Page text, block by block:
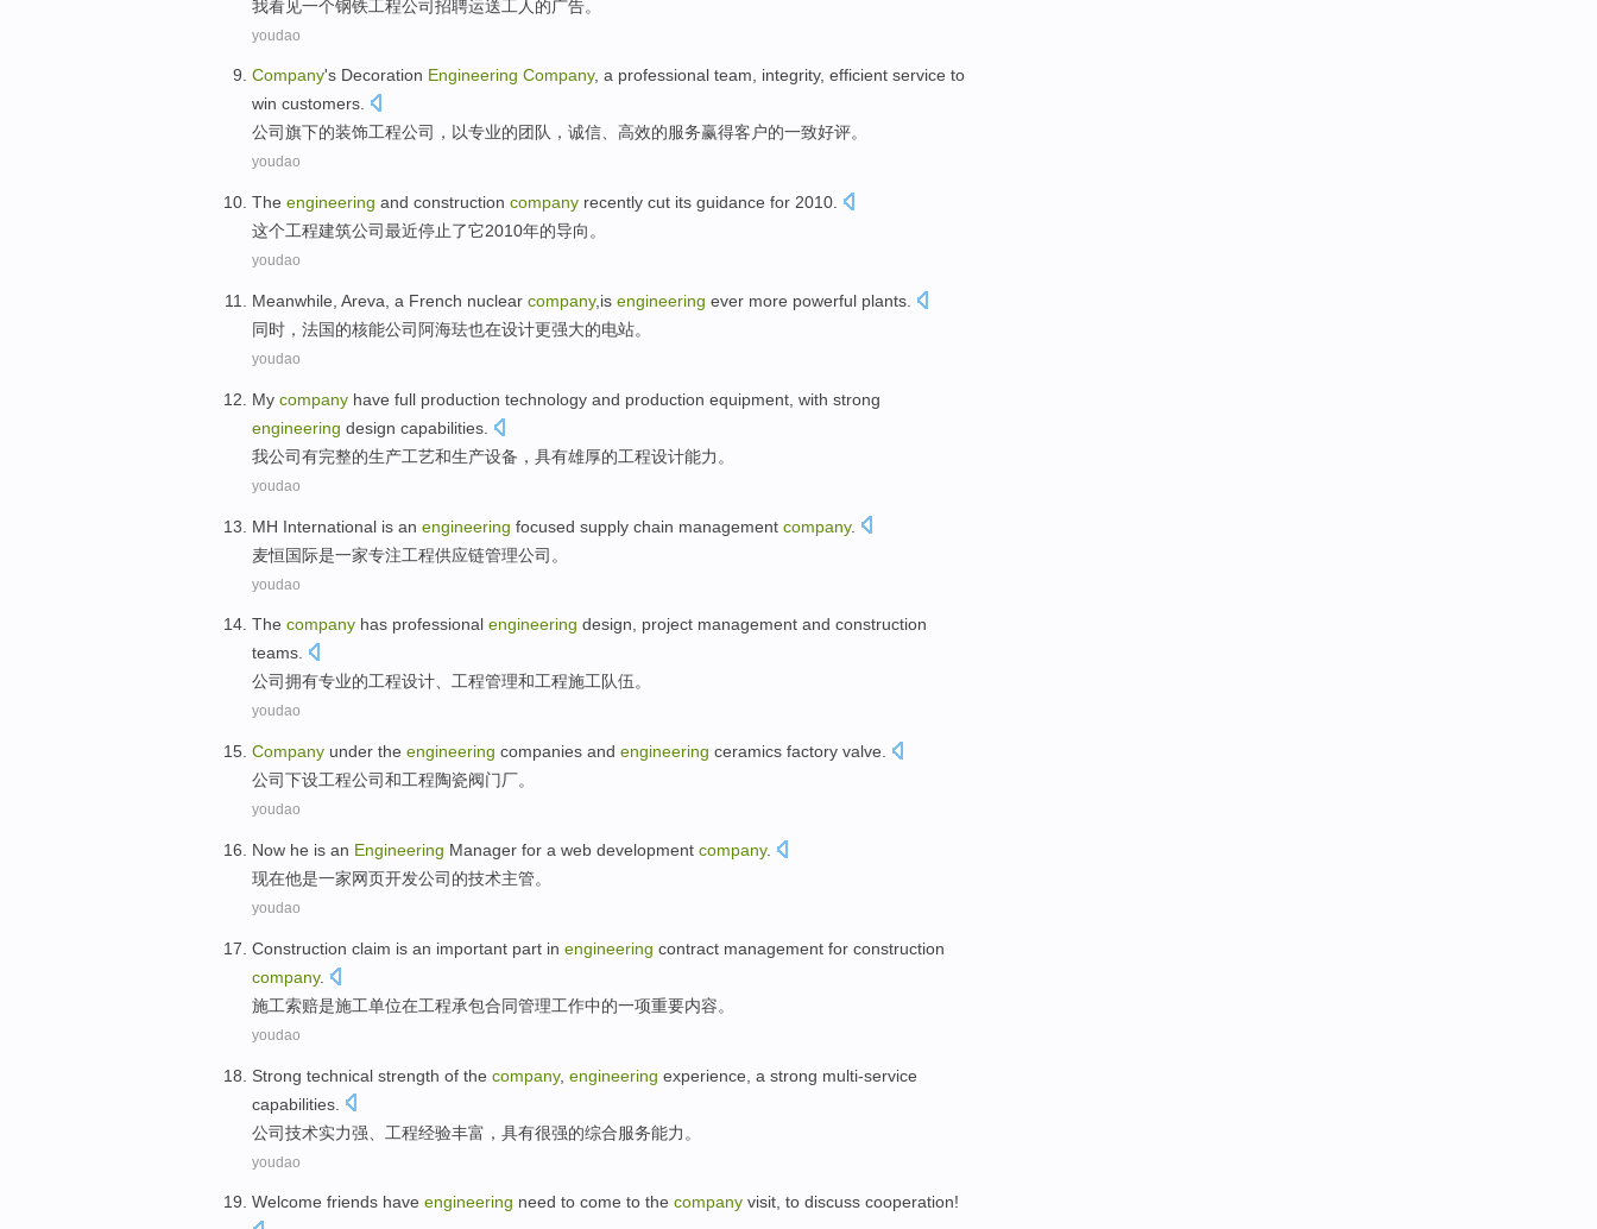
我看见一个钢铁工程公司 招聘运送工人的广告。
youdao
Company's Decoration Engineering Company, a professional team, integrity, efficient service to
win customers.
公司旗下的装饰工程公司， 以专业的团队 ， 诚信、 高效的服务赢得客户的一致好评。
youdao
The engineering and construction company recently cut its guidance for 2010.
这个工程建筑公司最近停止了它2010年的导向 。
youdao
Meanwhile Areva , a French nuclear company,is engineering ever more powerful plants
同时 ， 法国的核能公司 阿海珐也在设计更强大的电站。
youdao
My company have full production technology and production equipment with strong
engineering design capabilities
我公司有完整的生产工艺和生产设备 ， 具有雄厚的工程设计能力 。
youdao
MH International is an engineering focused supply chain management company.
麦恒国际是一家专注工程供应链管理公司 。
youdao
The company has professional engineering design, project management and construction
teams.
公司拥有专业的工程设计、 工程管理和工程施工队伍。
youdao
Company under the engineering companies and engineering ceramics factory valve
公司下设工程公司和工程陶瓷阀门厂。
youdao
Now he is an Engineering Manager for a web development company.
现在他是一家网页开发公司 的技术主管。
youdao
Construction claim is an important part in engineering contract management for construction
company.
施工索赔是施工单位在工程承包合同管理工作中的一项重要内容。
youdao
Strong technical strength of the company, engineering experience , a strong multi-service
capabilities
公司技术实力强 工程经验丰富 ，具有很强的综合服务能力 。
youdao
Welcome friends have engineering need to come to the company visit, to discuss cooperation!